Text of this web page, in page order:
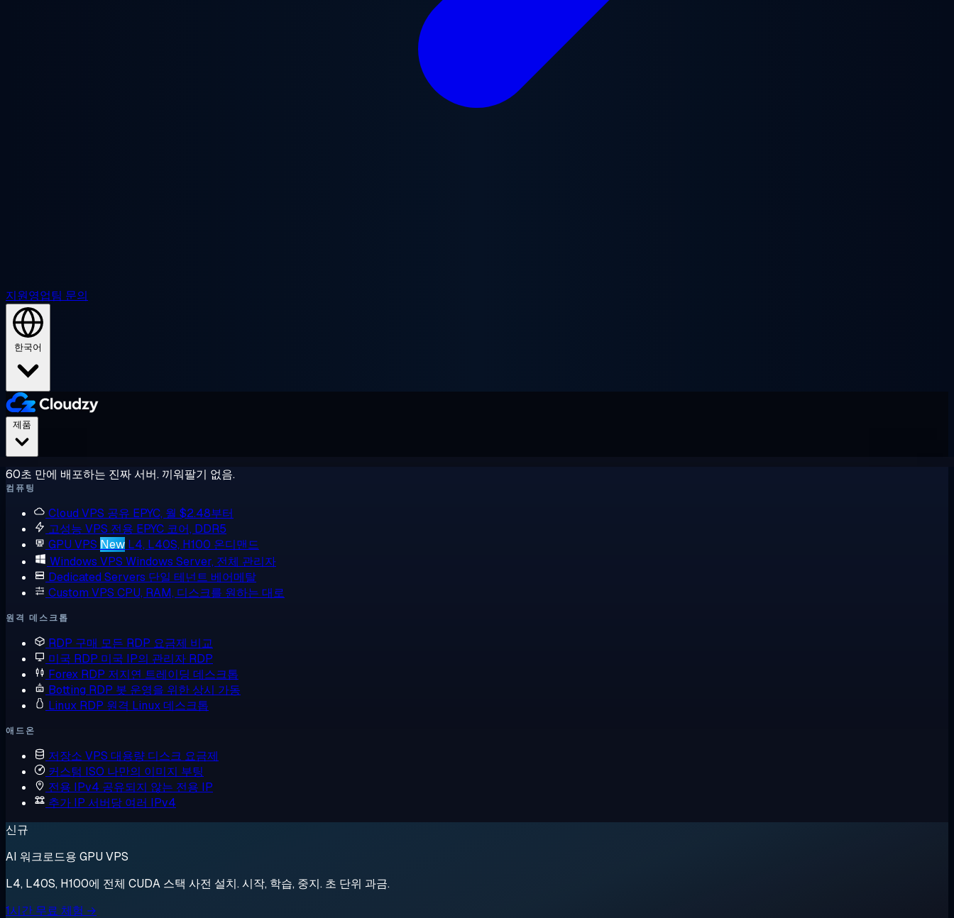
지원영업팀 문의
한국어
60초 만에 배포하는 진짜 서버. 끼워팔기 없음.
컴퓨팅
Cloud VPS 공유 EPYC, 월 $2.48부터
고성능 VPS 전용 EPYC 코어, DDR5
GPU VPS New L4, L40S, H100 온디맨드
Windows VPS Windows Server, 전체 관리자
Dedicated Servers 단일 테넌트 베어메탈
Custom VPS CPU, RAM, 디스크를 원하는 대로
원격 데스크톱
RDP 구매 모든 RDP 요금제 비교
미국 RDP 미국 IP의 관리자 RDP
Forex RDP 저지연 트레이딩 데스크톱
Botting RDP 봇 운영을 위한 상시 가동
Linux RDP 원격 Linux 데스크톱
애드온
저장소 VPS 대용량 디스크 요금제
커스텀 ISO 나만의 이미지 부팅
전용 IPv4 공유되지 않는 전용 IP
추가 IP 서버당 여러 IPv4
신규
AI 워크로드용 GPU VPS
L4, L40S, H100에 전체 CUDA 스택 사전 설치. 시작, 학습, 중지. 초 단위 과금.
1시간 무료 체험 →